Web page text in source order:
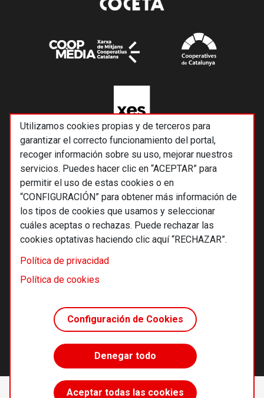
Utilizamos cookies propias y de terceros para
garantizar el correcto funcionamiento del portal,
recoger información sobre su uso, mejorar nuestros
servicios. Puedes hacer clic en “ACEPTAR” para
permitir el uso de estas cookies o en
“CONFIGURACIÓN” para obtener más información de
los tipos de cookies que usamos y seleccionar
cuáles aceptas o rechazas. Puede rechazar las
cookies optativas haciendo clic aquí “RECHAZAR”.
Política de privacidad
Política de cookies
Configuración de Cookies
Denegar todo
Aceptar todas las cookies
Accede sin límites
© 2026 Alternativas económicas SCCL
Footer
Términos y condiciones de uso
Política de cookies
Principios editoriales